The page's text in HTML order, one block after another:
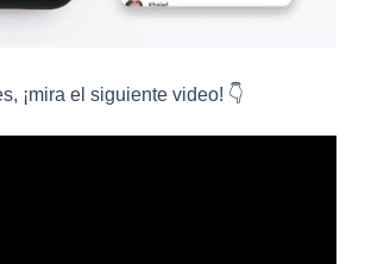
¡mira el siguiente video! 👇